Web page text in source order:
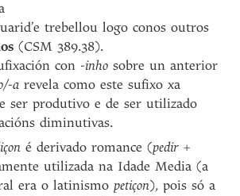
trebellou logo conos outros
(CSM 389.38).
con -inho sobre un anterior
arevela como este sufixo xa
ser produtivo e de ser utilizado
diminutivas.
é derivado romance (pedir +
utilizada na Idade Media (a
era o latinismopetiçon), pois só a